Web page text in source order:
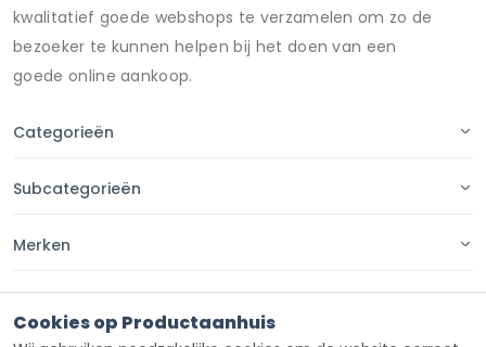
kwalitatief goede webshops te verzamelen om zo de
bezoeker te kunnen helpen bij het doen van een
goede online aankoop.
Categorieën
Subcategorieën
Merken
Cookies op Productaanhuis